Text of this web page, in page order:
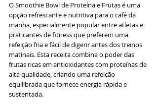
O Smoothie Bowl de Proteína e Frutas é uma
opção refrescante e nutritiva para o café da
manhã, especialmente popular entre atletas e
praticantes de fitness que preferem uma
refeição fria e fácil de digerir antes dos treinos
matinais. Esta receita combina o poder das
frutas ricas em antioxidantes com proteínas de
alta qualidade, criando uma refeição
equilibrada que fornece energia rápida e
sustentada.